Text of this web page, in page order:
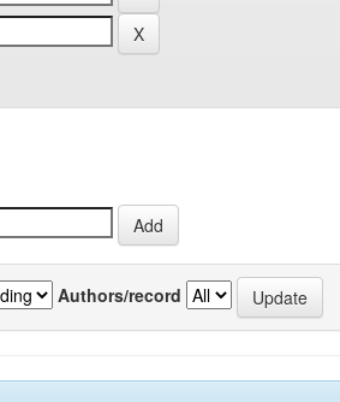
Authors/record